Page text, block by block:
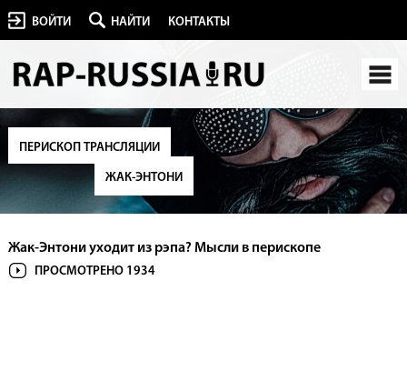
ВОЙТИ НАЙТИ КОНТАКТЫ
ПЕРИСКОП ТРАНСЛЯЦИИ
ЖАК-ЭНТОНИ
Жак-Энтони уходит из рэпа? Мысли в перископе
ПРОСМОТРЕНО 1934